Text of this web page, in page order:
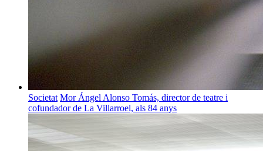
Societat Mor Ángel Alonso Tomás, director de teatre i
cofundador de La Villarroel, als 84 anys